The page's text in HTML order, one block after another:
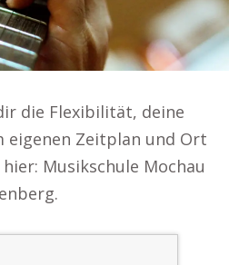
die Flexibilität, deine
eigenen Zeitplan und Ort
Musikschule Mochau